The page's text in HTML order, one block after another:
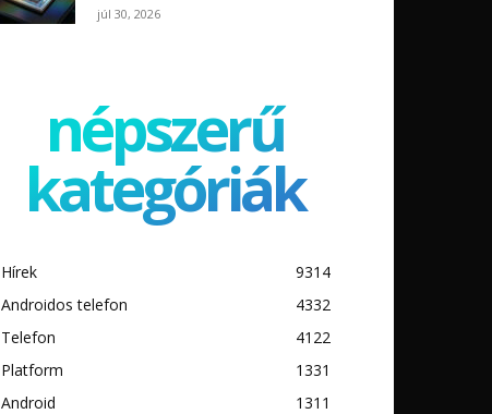
júl 30, 2026
népszerű
kategóriák
Hírek
9314
Androidos telefon
4332
Telefon
4122
Platform
1331
Android
1311